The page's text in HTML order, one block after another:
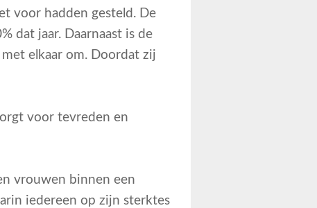
voor hadden gesteld. De
dat jaar. Daarnaast is de
elkaar om. Doordat zij
voor tevreden en
vrouwen binnen een
iedereen op zijn sterktes